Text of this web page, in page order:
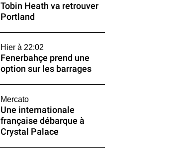
Tobin Heath va retrouver
Portland
Hier à 22:02
Fenerbahçe prend une
option sur les barrages
Mercato
Une internationale
française débarque à
Crystal Palace